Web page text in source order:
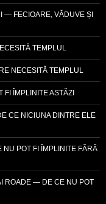
— FECIOARE, VĂDUVE ȘI
TEMPLUL
NECESITĂ TEMPLUL
ÎMPLINITE ASTĂZI
CE NICIUNA DINTRE ELE
POT FI ÎMPLINITE FĂRĂ
ROADE — DE CE NU POT